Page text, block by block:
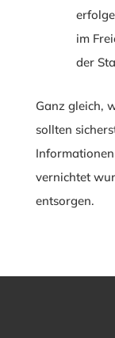
im
der
Ganz gleich,
sollten
vernichtet
entsorgen.